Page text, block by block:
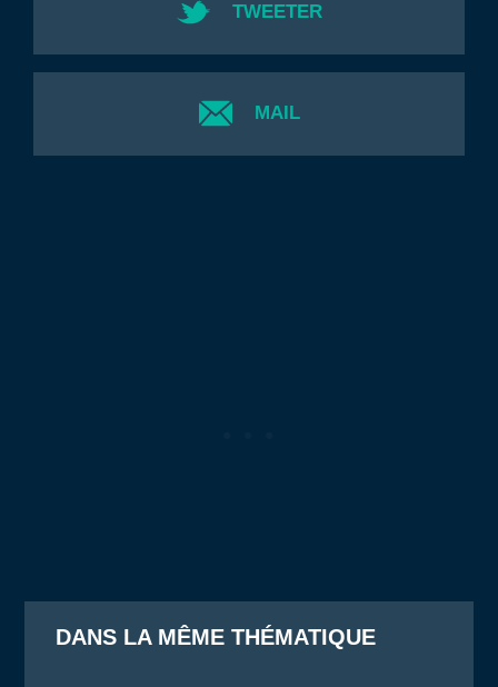
TWEETER
MAIL
DANS LA MÊME THÉMATIQUE